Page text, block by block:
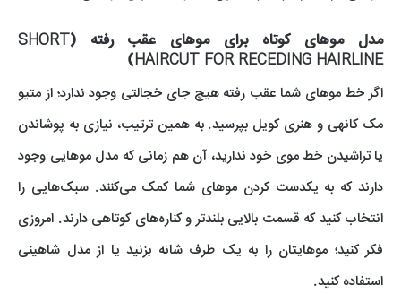
مدل موهای کوتاه برای موهای عقب رفته (SHORT
HAIRCUT FOR RECEDING HAIRLINE)
اگر خط موهای شما عقب رفته هیچ جای خجالتی وجود ندارد؛ از متیو
مک کانهی و هنری کویل بپرسید. به همین ترتیب، نیازی به پوشاندن
یا تراشیدن خط موی خود ندارید، آن هم زمانی که مدل موهایی وجود
دارند که به یکدست کردن موهای شما کمک می‌کنند. سبک‌هایی را
انتخاب کنید که قسمت بالایی بلند‌تر و کناره‌های کوتاهی دارند. امروزی
فکر کنید؛ موهایتان را به یک طرف شانه بزنید یا از مدل شاهینی
استفاده کنید.